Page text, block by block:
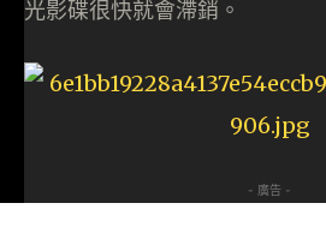
光影碟很快就會滯銷。
- 廣告 -